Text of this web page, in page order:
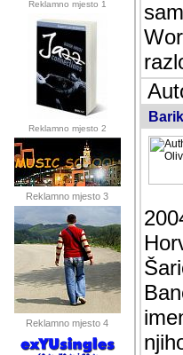
Reklamno mjesto 1
Reklamno mjesto 2
Reklamno mjesto 3
Reklamno mjesto 4